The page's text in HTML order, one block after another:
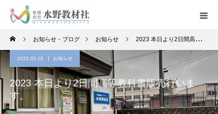
お知らせ・ブログ お知らせ 2023 本日より2日間高等教科書販売行います。
2023.03.18 お知らせ
2023 本日より2日間高等教科書販売行いま
す。